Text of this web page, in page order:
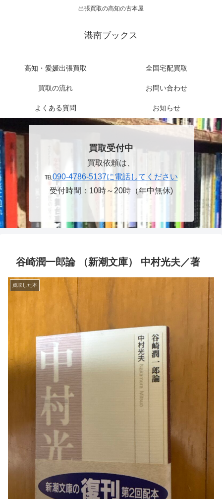
出張買取の高知の古本屋
港南ブックス
高知・愛媛出張買取 全国宅配買取
買取の流れ お問い合わせ
よくある質問 お知らせ
買取受付中
買取依頼は、
℡090-4786-5137に電話してください
受付時間：10時～20時（年中無休)
谷崎潤一郎論 （新潮文庫） 中村光夫／著
買取した本